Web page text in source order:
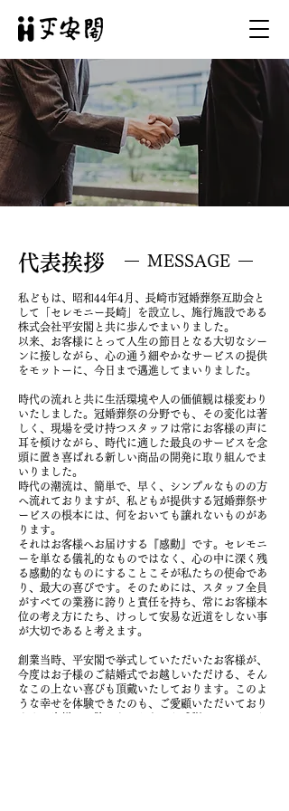
代表挨拶 MESSAGE
私どもは、昭和44年4月、長崎市冠婚葬祭互助会と
して「セレモニー長崎」を設立し、施行施設である
株式会社平安閣と共に歩んでまいりました。
以来、お客様にとって人生の節目となる大切なシー
ンに接しながら、心の通う細やかなサービスの提供
をモットーに、今日まで邁進してまいりました。
時代の流れと共に生活環境や人の価値観は様変わり
いたしました。冠婚葬祭の分野でも、その変化は著
しく、現場を受け持つスタッフは常にお客様の声に
耳を傾けながら、時代に適した最良のサービスを念
頭に置き喜ばれる新しい商品の開発に取り組んでま
いりました。
時代の潮流は、簡単で、早く、シンプルなものの方
へ流れておりますが、私どもが提供する冠婚葬祭サ
ービスの根本には、何をおいても譲れないものがあ
ります。
それはお客様へお届けする『感動』です。セレモニ
ーを単なる儀礼的なものではなく、心の中に深く残
る感動的なものにすることこそが私たちの使命であ
り、最大の喜びです。そのためには、スタッフ全員
がすべての業務に誇りと責任を持ち、常にお客様本
位の考え方にたち、けっして安易な近道をしない事
が大切であると考えます。
創業当時、平安閣で挙式していただいたお客様が、
今度はお子様のご結婚式でお越しいただける、そん
なこの上ない喜びも頂戴いたしております。このよ
うな幸せを体験できたのも、ご愛顧いただいており